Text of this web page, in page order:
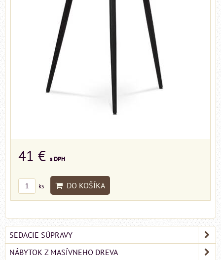
41 € s DPH
ks DO KOŠÍKA
SEDACIE SÚPRAVY
NÁBYTOK Z MASÍVNEHO DREVA